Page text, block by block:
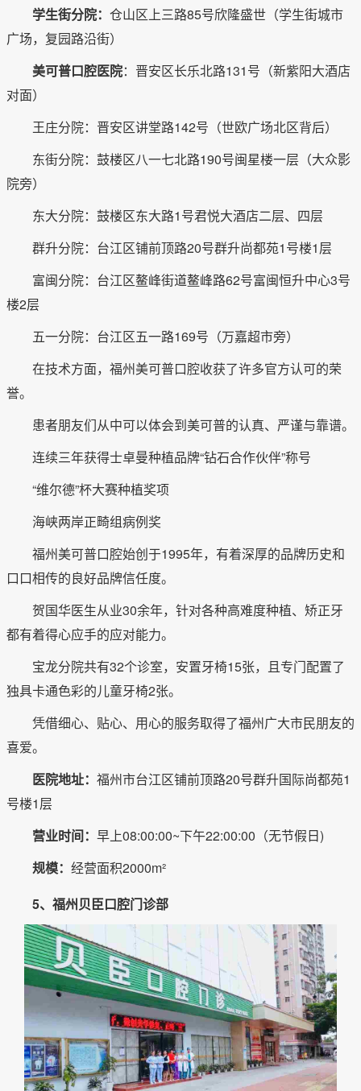
学生街分院： 仓山区上三路85号欣隆盛世（学生街城市
广场，复园路沿街）
美可普口腔医院：晋安区长乐北路131号（新紫阳大酒店
对面）
王庄分院：晋安区讲堂路142号（世欧广场北区背后）
东街分院：鼓楼区八一七北路190号闽星楼一层（大众影
院旁）
东大分院：鼓楼区东大路1号君悦大酒店二层、四层
群升分院：台江区铺前顶路20号群升尚都苑1号楼1层
富闽分院：台江区鳌峰街道鳌峰路62号富闽恒升中心3号
楼2层
五一分院：台江区五一路169号（万嘉超市旁）
在技术方面，福州美可普口腔收获了许多官方认可的荣
誉。
患者朋友们从中可以体会到美可普的认真、严谨与靠谱。
连续三年获得士卓曼种植品牌“钻石合作伙伴”称号
“维尔德”杯大赛种植奖项
海峡两岸正畸组病例奖
福州美可普口腔始创于1995年，有着深厚的品牌历史和
口口相传的良好品牌信任度。
贺国华医生从业30余年，针对各种高难度种植、矫正牙
都有着得心应手的应对能力。
宝龙分院共有32个诊室，安置牙椅15张，且专门配置了
独具卡通色彩的儿童牙椅2张。
凭借细心、贴心、用心的服务取得了福州广大市民朋友的
喜爱。
医院地址： 福州市台江区铺前顶路20号群升国际尚都苑1
号楼1层
营业时间： 早上08:00:00~下午22:00:00（无节假日)
规模： 经营面积2000m²
5、福州贝臣口腔门诊部